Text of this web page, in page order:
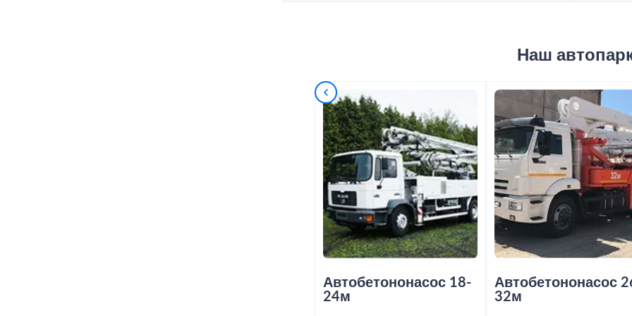
Наш
Автобетононасос 18-
24м
Автобетононасос
32м